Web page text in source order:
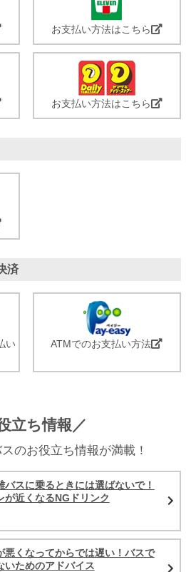
お支払い方法はこちら
お支払い方法はこちら
済
い
ATMでのお支払い方法
立ち情報／
のお役立ち情報が満載！
バスに乗るときには選ばないで！
が近くなるNGドリンク
悪くなってからでは遅い！バスで
いためのアドバイス